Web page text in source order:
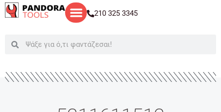
Μετάβαση
στο
210 325 3345
SearchSearch